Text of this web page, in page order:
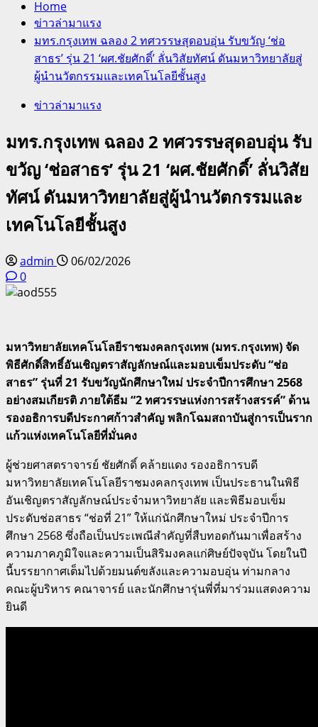
Home
ข่าวล่ามาแรง
มทร.กรุงเทพ ฉลอง 2 ทศวรรษสุดอบอุ่น รับขวัญ ‘ช่อ
สาธร’ รุ่น 21 ‘ผศ.ชัยศักดิ์’ ลั่นวิสัยทัศน์ ดันมหาวิทยาลัยสู่
ผู้นำนวัตกรรมและเทคโนโลยีชั้นสูง
ข่าวล่ามาแรง
มทร.กรุงเทพ ฉลอง 2 ทศวรรษสุดอบอุ่น รับ
ขวัญ ‘ช่อสาธร’ รุ่น 21 ‘ผศ.ชัยศักดิ์’ ลั่นวิสัย
ทัศน์ ดันมหาวิทยาลัยสู่ผู้นำนวัตกรรมและ
เทคโนโลยีชั้นสูง
admin
06/02/2026
0
มหาวิทยาลัยเทคโนโลยีราชมงคลกรุงเทพ (มทร.กรุงเทพ) จัด
พิธีศักดิ์สิทธิ์อันเชิญตราสัญลักษณ์และมอบเข็มประดับ “ช่อ
สาธร” รุ่นที่ 21 รับขวัญนักศึกษาใหม่ ประจำปีการศึกษา 2568
อย่างสมเกียรติ ภายใต้ธีม “2 ทศวรรษแห่งการสร้างสรรค์” ด้าน
รองอธิการบดีประกาศก้าวสำคัญ พลิกโฉมสถาบันสู่การเป็นราก
แก้วแห่งเทคโนโลยีที่มั่นคง
ผู้ช่วยศาสตราจารย์ ชัยศักดิ์ คล้ายแดง รองอธิการบดี
มหาวิทยาลัยเทคโนโลยีราชมงคลกรุงเทพ เป็นประธานในพิธี
อันเชิญตราสัญลักษณ์ประจำมหาวิทยาลัย และพิธีมอบเข็ม
ประดับช่อสาธร “ช่อที่ 21” ให้แก่นักศึกษาใหม่ ประจำปีการ
ศึกษา 2568 ซึ่งถือเป็นประเพณีสำคัญที่สืบทอดกันมาเพื่อสร้าง
ความภาคภูมิใจและความเป็นสิริมงคลแก่ศิษย์ปัจจุบัน โดยในปี
นี้บรรยากาศเต็มไปด้วยมนต์ขลังและความอบอุ่น ท่ามกลาง
คณะผู้บริหาร คณาจารย์ และนักศึกษารุ่นพี่ที่มาร่วมแสดงความ
ยินดี